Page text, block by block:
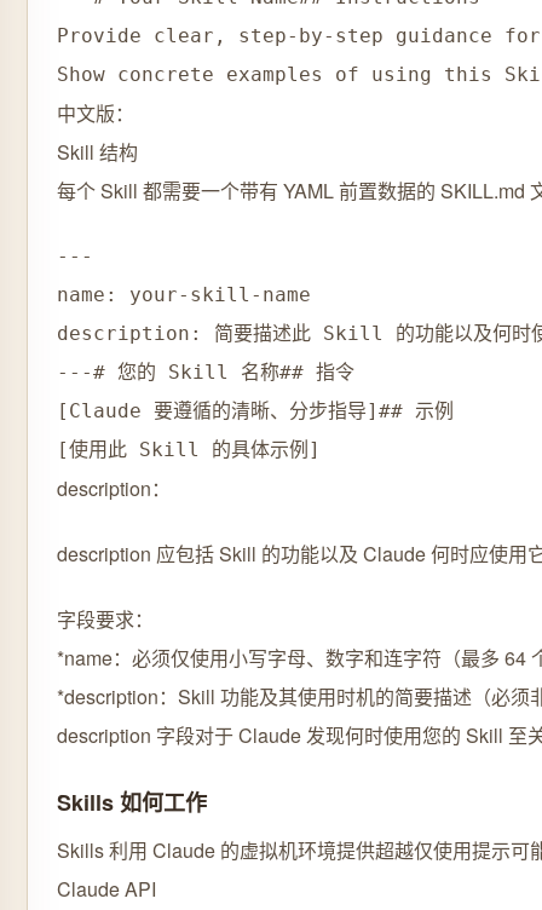
Provide clear, step-by-step guidance for
中文版：
Skill 结构
每个 Skill 都需要一个带有 YAML 前置数据的 SKILL.md
---
name: your-skill-name
description: 简要描述此 Skill 的功能以及何时
---# 您的 Skill 名称## 指令
[Claude 要遵循的清晰、分步指导]## 示例
description：
description 应包括 Skill 的功能以及 Claude 何时应使用
字段要求：
*name：必须仅使用小写字母、数字和连字符（最多
*description：Skill 功能及其使用时机的简要描述（必
description 字段对于 Claude 发现何时使用您的 Skill
Skills 如何工作
Skills 利用 Claude 的虚拟机环境提供超越仅使用提示
Claude API